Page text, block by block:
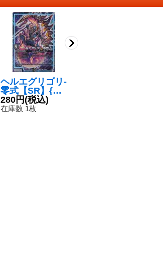
ヘルエグリゴリ-
零式【SR】{RP
12S7/S12}《G
R》
280円(税込)
在庫数 1枚